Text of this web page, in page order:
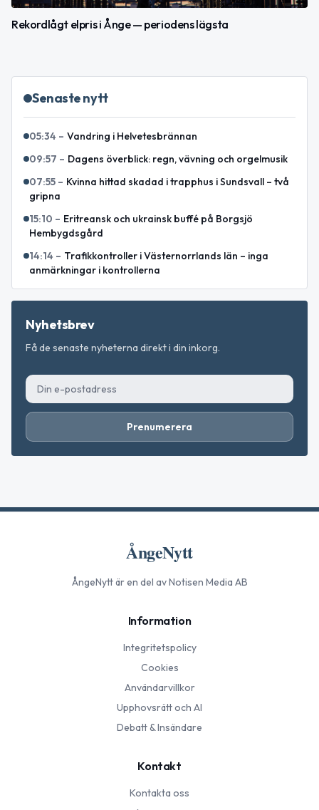
Rekordlågt elpris i Ånge — periodens lägsta
Senaste nytt
05:34 – Vandring i Helvetesbrännan
09:57 – Dagens överblick: regn, vävning och orgelmusik
07:55 – Kvinna hittad skadad i trapphus i Sundsvall – två
gripna
15:10 – Eritreansk och ukrainsk buffé på Borgsjö
Hembygdsgård
14:14 – Trafikkontroller i Västernorrlands län – inga
anmärkningar i kontrollerna
Nyhetsbrev
Få de senaste nyheterna direkt i din inkorg.
Prenumerera
ÅngeNytt
ÅngeNyttär en del av Notisen Media AB
Information
Integritetspolicy
Cookies
Användarvillkor
Upphovsrätt och AI
Debatt & Insändare
Kontakt
Kontakta oss